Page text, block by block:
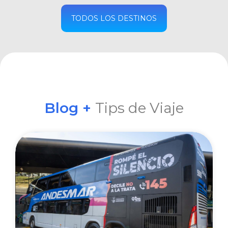
COMPRAR
TODOS LOS DESTINOS
Blog + Tips de Viaje